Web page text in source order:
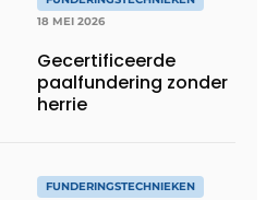
18 MEI 2026
Gecertificeerde
paalfundering zonder
herrie
FUNDERINGSTECHNIEKEN